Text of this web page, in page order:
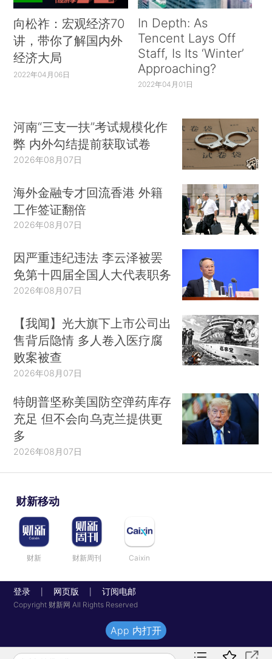
向松祚：宏观经济70
讲，带你了解国内外
经济大局
2022年04月06日
In Depth: As
Tencent Lays Off
Staff, Is Its ‘Winter’
Approaching?
2022年04月01日
河南“三支一扶”考试规模化作
弊 内外勾结提前获取试卷
2026年08月07日
海外金融专才回流香港 外籍
工作签证翻倍
2026年08月07日
因严重违纪违法 李云泽被罢
免第十四届全国人大代表职务
2026年08月07日
【我闻】光大旗下上市公司出
售背后隐情 多人卷入医疗腐
败案被查
2026年08月07日
特朗普坚称美国防空弹药库存
充足 但不会向乌克兰提供更
多
2026年08月07日
财新移动
财新 财新周刊 Caixin
登录 网页版 订阅电邮
Copyright 财新网 All Rights Reserved
App 内打开